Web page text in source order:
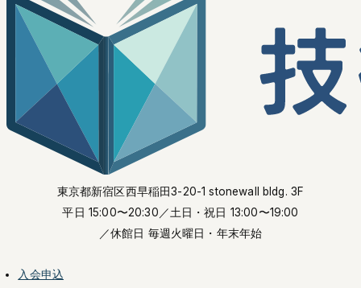
東京都新宿区西早稲田3-20-1 stonewall bldg. 3F
平日 15:00〜20:30 ／土日・祝日 13:00〜19:00
／休館日 毎週火曜日・年末年始
入会申込